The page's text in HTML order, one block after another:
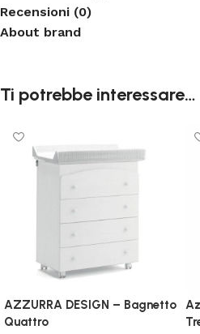
Recensioni (0)
About brand
Ti potrebbe interessare…
AZZURRA DESIGN – Bagnetto
Quattro